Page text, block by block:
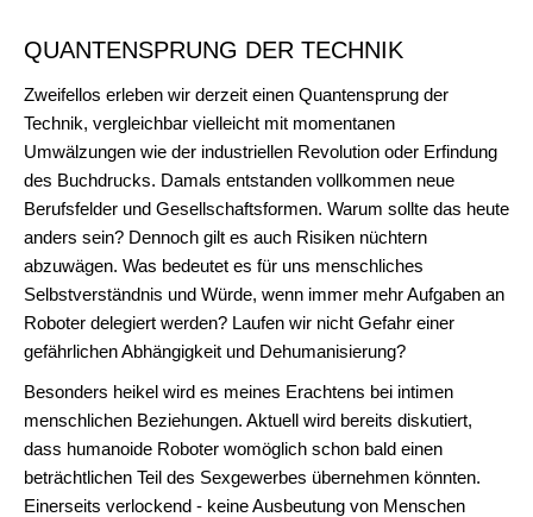
QUANTENSPRUNG DER TECHNIK
Zweifellos erleben wir derzeit einen Quantensprung der
Technik, vergleichbar vielleicht mit momentanen
Umwälzungen wie der industriellen Revolution oder Erfindung
des Buchdrucks. Damals entstanden vollkommen neue
Berufsfelder und Gesellschaftsformen. Warum sollte das heute
anders sein? Dennoch gilt es auch Risiken nüchtern
abzuwägen. Was bedeutet es für uns menschliches
Selbstverständnis und Würde, wenn immer mehr Aufgaben an
Roboter delegiert werden? Laufen wir nicht Gefahr einer
gefährlichen Abhängigkeit und Dehumanisierung?
Besonders heikel wird es meines Erachtens bei intimen
menschlichen Beziehungen. Aktuell wird bereits diskutiert,
dass humanoide Roboter womöglich schon bald einen
beträchtlichen Teil des Sexgewerbes übernehmen könnten.
Einerseits verlockend - keine Ausbeutung von Menschen